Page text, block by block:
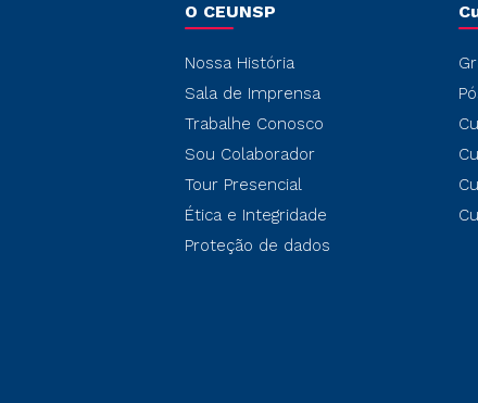
O CEUNSP
Nossa História
Sala de Imprensa
Trabalhe Conosco
Sou Colaborador
Tour Presencial
Ética e Integridade
Proteção de dados